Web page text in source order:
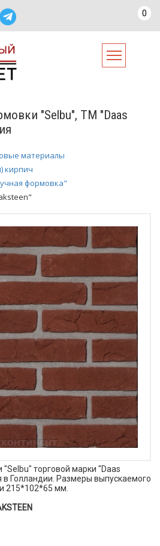
0
"Selbu", ТМ "Daas
материалы
кирпич
формовка"
торговой марки "Daas
в Голландии. Размеры выпускаемого
215*102*65 мм.